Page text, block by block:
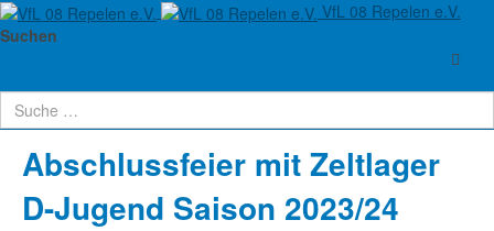
VfL 08 Repelen e.V.
Suchen
Aktuelle Seite:
Abschlussfeier mit Zeltlager
D-Jugend Saison 2023/24